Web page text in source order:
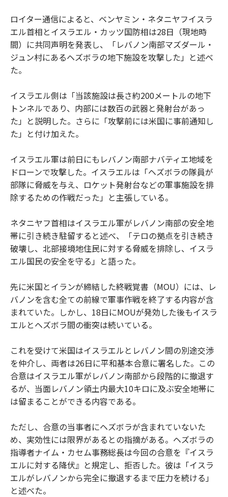
ロイター通信によると、ベンヤミン・ネタニヤフイスラ
エル首相とイスラエル・カッツ国防相は28日（現地時
間）に共同声明を発表し、「レバノン南部マズダール・
ジュン村にあるヘズボラの地下施設を攻撃した」と述べ
た。
イスラエル側は「当該施設は長さ約200メートルの地下
トンネルであり、内部には数百の武器と発射台があっ
た」と説明した。さらに「攻撃前には米国に事前通知し
た」と付け加えた。
イスラエル軍は前日にもレバノン南部ナバティエ地域を
ドローンで攻撃した。イスラエルは「ヘズボラの隊員が
部隊に脅威を与え、ロケット発射台などの軍事施設を排
除するための作戦だった」と主張している。
ネタニヤフ首相はイスラエル軍がレバノン南部の安全地
帯に引き続き駐留すると述べ、「テロの拠点を引き続き
破壊し、北部接境地住民に対する脅威を排除し、イスラ
エル国民の安全を守る」と語った。
先に米国とイランが締結した終戦覚書（MOU）には、レ
バノンを含む全ての前線で軍事作戦を終了する内容が含
まれていた。しかし、18日にMOUが発効した後もイスラ
エルとヘズボラ間の衝突は続いている。
これを受けて米国はイスラエルとレバノン間の別途交渉
を仲介し、両者は26日に平和基本合意に署名した。この
合意はイスラエル軍がレバノン南部から段階的に撤退す
るが、当面レバノン領土内最大10キロに及ぶ安全地帯に
は留まることができる内容である。
ただし、合意の当事者にヘズボラが含まれていないた
め、実効性には限界があるとの指摘がある。ヘズボラの
指導者ナイム・カセム事務総長は今回の合意を『イスラ
エルに対する降伏』と規定し、拒否した。彼は「イスラ
エルがレバノンから完全に撤退するまで圧力を続ける」
と述べた。